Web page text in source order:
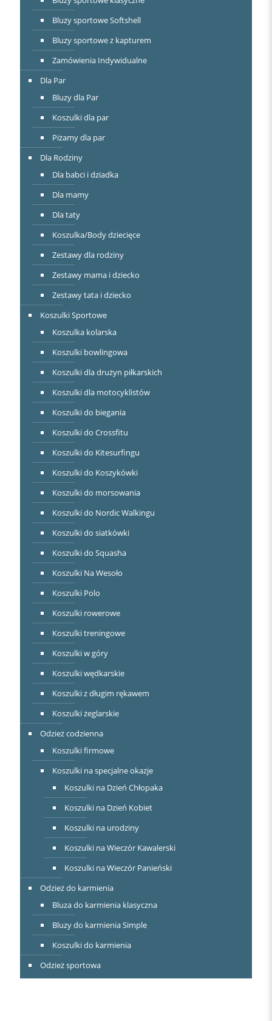
Bluzy sportowe Softshell
Bluzy sportowe z kapturem
Zamówienia Indywidualne
Dla Par
Bluzy dla Par
Koszulki dla par
Piżamy dla par
Dla Rodziny
Dla babci i dziadka
Dla mamy
Dla taty
Koszulka/Body dziecięce
Zestawy dla rodziny
Zestawy mama i dziecko
Zestawy tata i dziecko
Koszulki Sportowe
Koszulka kolarska
Koszulki bowlingowa
Koszulki dla drużyn piłkarskich
Koszulki dla motocyklistów
Koszulki do biegania
Koszulki do Crossfitu
Koszulki do Kitesurfingu
Koszulki do Koszykówki
Koszulki do morsowania
Koszulki do Nordic Walkingu
Koszulki do siatkówki
Koszulki do Squasha
Koszulki Na Wesoło
Koszulki Polo
Koszulki rowerowe
Koszulki treningowe
Koszulki w góry
Koszulki wędkarskie
Koszulki z długim rękawem
Koszulki żeglarskie
Odzież codzienna
Koszulki firmowe
Koszulki na specjalne okazje
Koszulki na Dzień Chłopaka
Koszulki na Dzień Kobiet
Koszulki na urodziny
Koszulki na Wieczór Kawalerski
Koszulki na Wieczór Panieński
Odzież do karmienia
Bluza do karmienia klasyczna
Bluzy do karmienia Simple
Koszulki do karmienia
Odzież sportowa